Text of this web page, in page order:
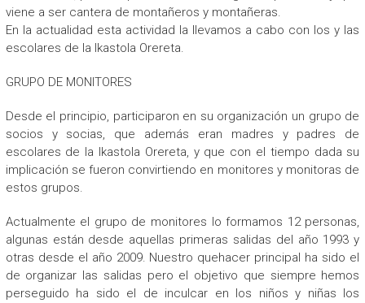
viene a ser cantera de montañeros y montañeras.
En la actualidad esta actividad la llevamos a cabo con los y las
escolares de la Ikastola Orereta.
GRUPO DE MONITORES
Desde el principio, participaron en su organización un grupo de
socios y socias, que además eran madres y padres de
escolares de la Ikastola Orereta, y que con el tiempo dada su
implicación se fueron convirtiendo en monitores y monitoras de
estos grupos.
Actualmente el grupo de monitores lo formamos 12 personas,
algunas están desde aquellas primeras salidas del año 1993 y
otras desde el año 2009. Nuestro quehacer principal ha sido el
de organizar las salidas pero el objetivo que siempre hemos
perseguido ha sido el de inculcar en los niños y niñas los